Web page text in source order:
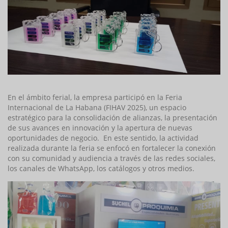
En el ámbito ferial, la empresa participó en la Feria
Internacional de La Habana (FIHAV 2025), un espacio
estratégico para la consolidación de alianzas, la presentación
de sus avances en innovación y la apertura de nuevas
oportunidades de negocio. En este sentido, la actividad
realizada durante la feria se enfocó en fortalecer la conexión
con su comunidad y audiencia a través de las redes sociales,
los canales de WhatsApp, los catálogos y otros medios.